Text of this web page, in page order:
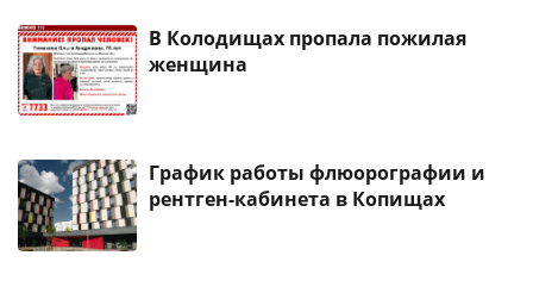
В Колодищах пропала пожилая
женщина
График работы флюорографии и
рентген-кабинета в Копищах